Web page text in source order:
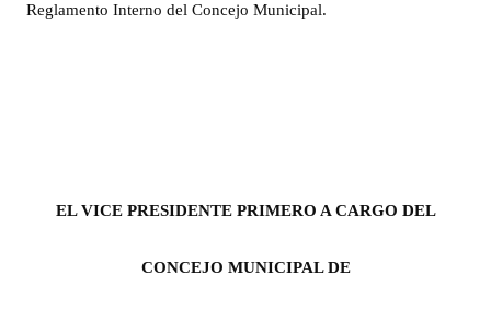
Periodistas Decanos - Registro
Reglamento Interno del Concejo Municipal.
EL VICE PRESIDENTE PRIMERO A CARGO DEL
CONCEJO MUNICIPAL DE